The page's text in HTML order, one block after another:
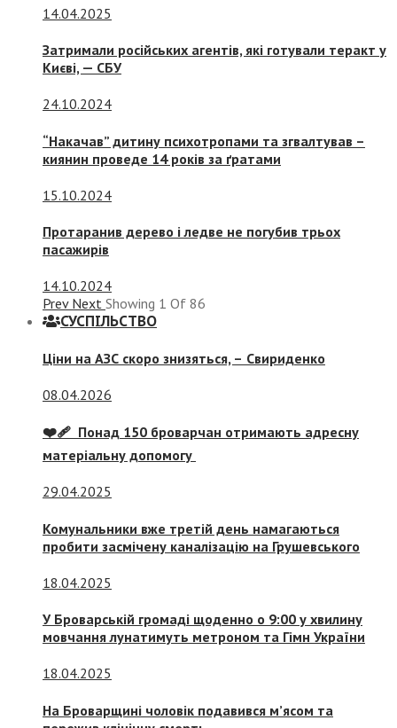
14.04.2025
Затримали російських агентів, які готували теракт у
Києві, — СБУ
24.10.2024
“Накачав” дитину психотропами та згвалтував –
киянин проведе 14 років за ґратами
15.10.2024
Протаранив дерево і ледве не погубив трьох
пасажирів
14.10.2024
Prev Next Showing 1 Of 86
СУСПIЛЬСТВО
Ціни на АЗС скоро знизяться, – Свириденко
08.04.2026
❤️‍🩹 Понад 150 броварчан отримають адресну
матеріальну допомогу
29.04.2025
Комунальники вже третій день намагаються
пробити засмічену каналізацію на Грушевського
18.04.2025
У Броварській громаді щоденно о 9:00 у хвилину
мовчання лунатимуть метроном та Гімн України
18.04.2025
На Броварщині чоловік подавився м’ясом та